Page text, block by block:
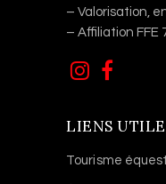
– Valorisation,
– Affiliation FFE
LIENS
Tourisme